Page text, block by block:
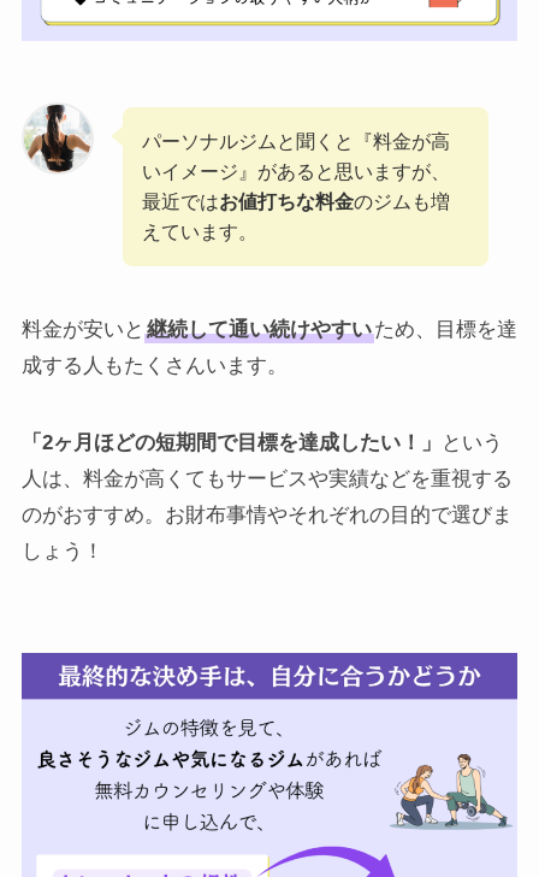
パーソナルジムと聞くと『料金が高
いイメージ』があると思いますが、
最近ではお値打ちな料金のジムも増
えています。
料金が安いと 継続して通い続けやすいため、目標を達
成する人もたくさんいます。
「2ヶ月ほどの短期間で目標を達成したい！」
という
人は、料金が高くてもサービスや実績などを重視する
のがおすすめ。お財布事情やそれぞれの目的で選びま
しょう！